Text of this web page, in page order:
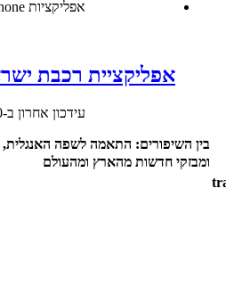
אפליקציות Windows Phone
אפליקציית רכבת
עידכון אחרון ב-10 מאי 2014
בין השיפורים: התאמה לשפה האנגלית,
ומבזקי חדשות מהארץ ומהעולם